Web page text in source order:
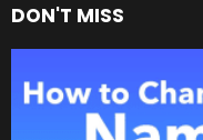
DON'T MISS